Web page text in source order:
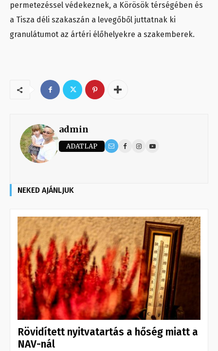
permetezéssel védekeznek, a Körösök térségében és
a Tisza déli szakaszán a levegőből juttatnak ki
granulátumot az ártéri élőhelyekre a szakemberek.
admin
ADATLAP
NEKED AJÁNLJUK
Rövidített nyitvatartás a hőség miatt a
NAV-nál